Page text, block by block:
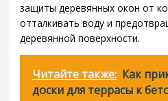
защиты деревянных окон от
отталкивать воду и
деревянной поверхности.
Читайте также: Как
доски для террасы к